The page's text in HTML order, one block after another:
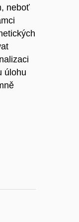
neboť
úlohu